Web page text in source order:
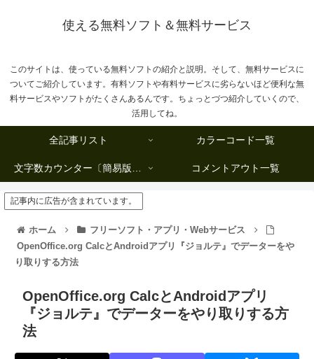
使える無料ソフト＆無料サービス
このサイトは、使っている無料ソフトの紹介と説明。そして、無料サービスに
ついてご紹介しています。有料ソフトや有料サービスに劣らないほど便利な無
料サービスやソフトがたくさんあるんです。ちょっとづつ紹介していくので、
活用してね。
全記事リスト カラーコード一覧
文字数カウンター〔簡易版複数行タイプ〕 コメントアウト一覧
記事内に広告が含まれています。
ホーム
フリーソフト・アプリ・Webサービス
OpenOffice.org CalcとAndroidアプリ『ジョルテ』でデーターをや
り取りする方法
OpenOffice.org CalcとAndroidアプリ
『ジョルテ』でデーターをやり取りする方
法